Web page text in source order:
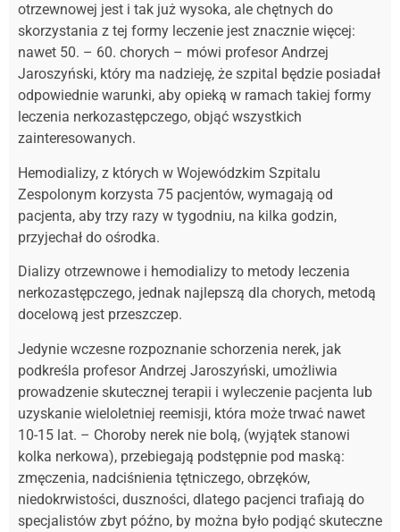
otrzewnowej jest i tak już wysoka, ale chętnych do
skorzystania z tej formy leczenie jest znacznie więcej:
nawet 50. – 60. chorych – mówi profesor Andrzej
Jaroszyński, który ma nadzieję, że szpital będzie posiadał
odpowiednie warunki, aby opieką w ramach takiej formy
leczenia nerkozastępczego, objąć wszystkich
zainteresowanych.
Hemodializy, z których w Wojewódzkim Szpitalu
Zespolonym korzysta 75 pacjentów, wymagają od
pacjenta, aby trzy razy w tygodniu, na kilka godzin,
przyjechał do ośrodka.
Dializy otrzewnowe i hemodializy to metody leczenia
nerkozastępczego, jednak najlepszą dla chorych, metodą
docelową jest przeszczep.
Jedynie wczesne rozpoznanie schorzenia nerek, jak
podkreśla profesor Andrzej Jaroszyński, umożliwia
prowadzenie skutecznej terapii i wyleczenie pacjenta lub
uzyskanie wieloletniej reemisji, która może trwać nawet
10-15 lat. – Choroby nerek nie bolą, (wyjątek stanowi
kolka nerkowa), przebiegają podstępnie pod maską:
zmęczenia, nadciśnienia tętniczego, obrzęków,
niedokrwistości, duszności, dlatego pacjenci trafiają do
specjalistów zbyt późno, by można było podjąć skuteczne